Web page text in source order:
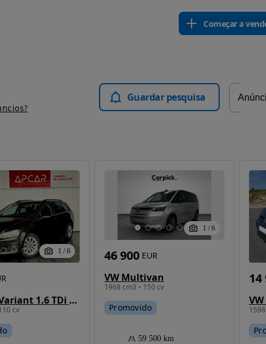
Começar a
Guardar pesquisa
1 / 6
VW Golf Variant 1.6 TDi GPS Edition
cv
1 / 6
VW Multivan
1968 cm3 • 150 cv
46 900 EUR
Promovido
59 500 km
14